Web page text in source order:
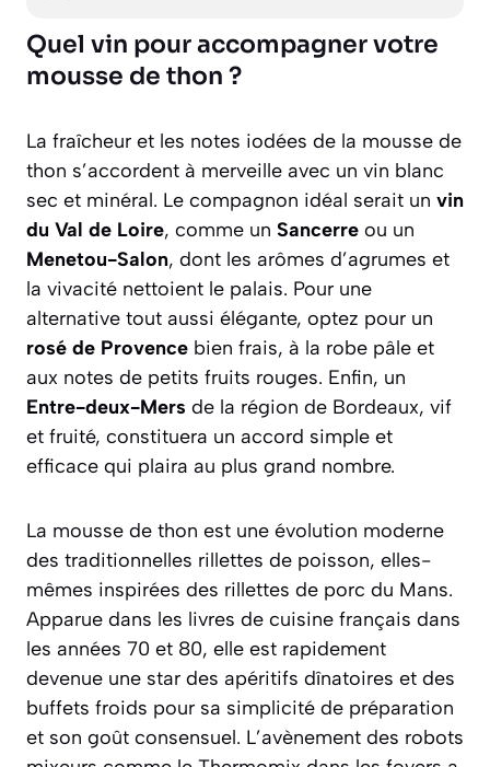
Quel vin pour accompagner votre
mousse de thon ?
La fraîcheur et les notes iodées de la mousse de
thon s’accordent à merveille avec un vin blanc
sec et minéral. Le compagnon idéal serait un vin
du Val de Loire, comme un Sancerre ou un
Menetou-Salon, dont les arômes d’agrumes et
la vivacité nettoient le palais. Pour une
alternative tout aussi élégante, optez pour un
rosé de Provence bien frais, à la robe pâle et
aux notes de petits fruits rouges. Enfin, un
Entre-deux-Mers de la région de Bordeaux, vif
et fruité, constituera un accord simple et
efficace qui plaira au plus grand nombre.
La mousse de thon est une évolution moderne
des traditionnelles rillettes de poisson, elles-
mêmes inspirées des rillettes de porc du Mans.
Apparue dans les livres de cuisine français dans
les années 70 et 80, elle est rapidement
devenue une star des apéritifs dînatoires et des
buffets froids pour sa simplicité de préparation
et son goût consensuel. L’avènement des robots